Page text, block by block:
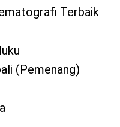
Terbaik
(Pemenang)